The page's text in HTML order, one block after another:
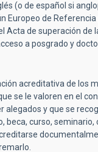
(o de español si
Europeo de
Acta de superación de
a posgrado y
acreditativa de los
se le valoren en el
alegados y que se
beca, curso, seminario,